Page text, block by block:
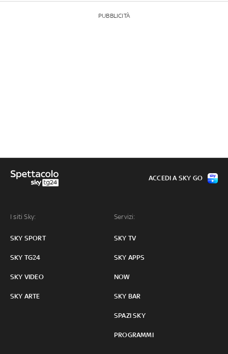
PUBBLICITÀ
I siti Sky:
SKY SPORT
SKY TG24
SKY VIDEO
SKY ARTE
Servizi:
SKY TV
SKY APPS
NOW
SKY BAR
SPAZI SKY
PROGRAMMI
ACCEDI A SKY GO